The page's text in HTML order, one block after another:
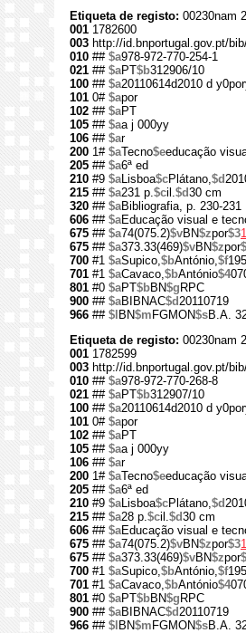
Etiqueta de registo: 00230nam
001 1782600
003 http://id.bnportugal.gov.pt/
010 ## $a978-972-770-254-1
021 ## $aPT$b312906/10
100 ## $a20110614d2010 d
101 0# $apor
102 ## $aPT
105 ## $aa j 000yy
106 ## $ar
200 1# $aTecno$eeducação
205 ## $a6ª ed
210 #9 $aLisboa$cPlátano,$d
215 ## $a231 p.$cil.$d30 cm
320 ## $aBibliografia, p. 230-231
606 ## $aEducação visual e
675 ## $a74(075.2)$vBN$zpor$3
675 ## $a373.33(469)$vBN$zpor
700 #1 $aSupico,$bAntónio,$f
701 #1 $aCavaco,$bAntónio$4
801 #0 $aPT$bBN$g RPC
900 ## $aBIBNAC$d20110719
966 ## $l BN$m FGMON$sB.A.
Etiqueta de registo: 00230nam
001 1782599
003 http://id.bnportugal.gov.pt/
010 ## $a978-972-770-268-8
021 ## $aPT$b312907/10
100 ## $a20110614d2010 d
101 0# $apor
102 ## $aPT
105 ## $aa j 000yy
106 ## $ar
200 1# $aTecno$eeducação
205 ## $a6ª ed
210 #9 $aLisboa$cPlátano,$d
215 ## $a28 p.$cil.$d30 cm
606 ## $aEducação visual e
675 ## $a74(075.2)$vBN$zpor$3
675 ## $a373.33(469)$vBN$zpor
700 #1 $aSupico,$bAntónio,$f
701 #1 $aCavaco,$bAntónio$4
801 #0 $aPT$bBN$g RPC
900 ## $aBIBNAC$d20110719
966 ## $l BN$m FGMON$sB.A.